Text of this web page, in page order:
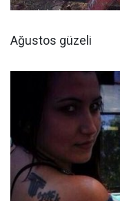
Ağustos güzeli